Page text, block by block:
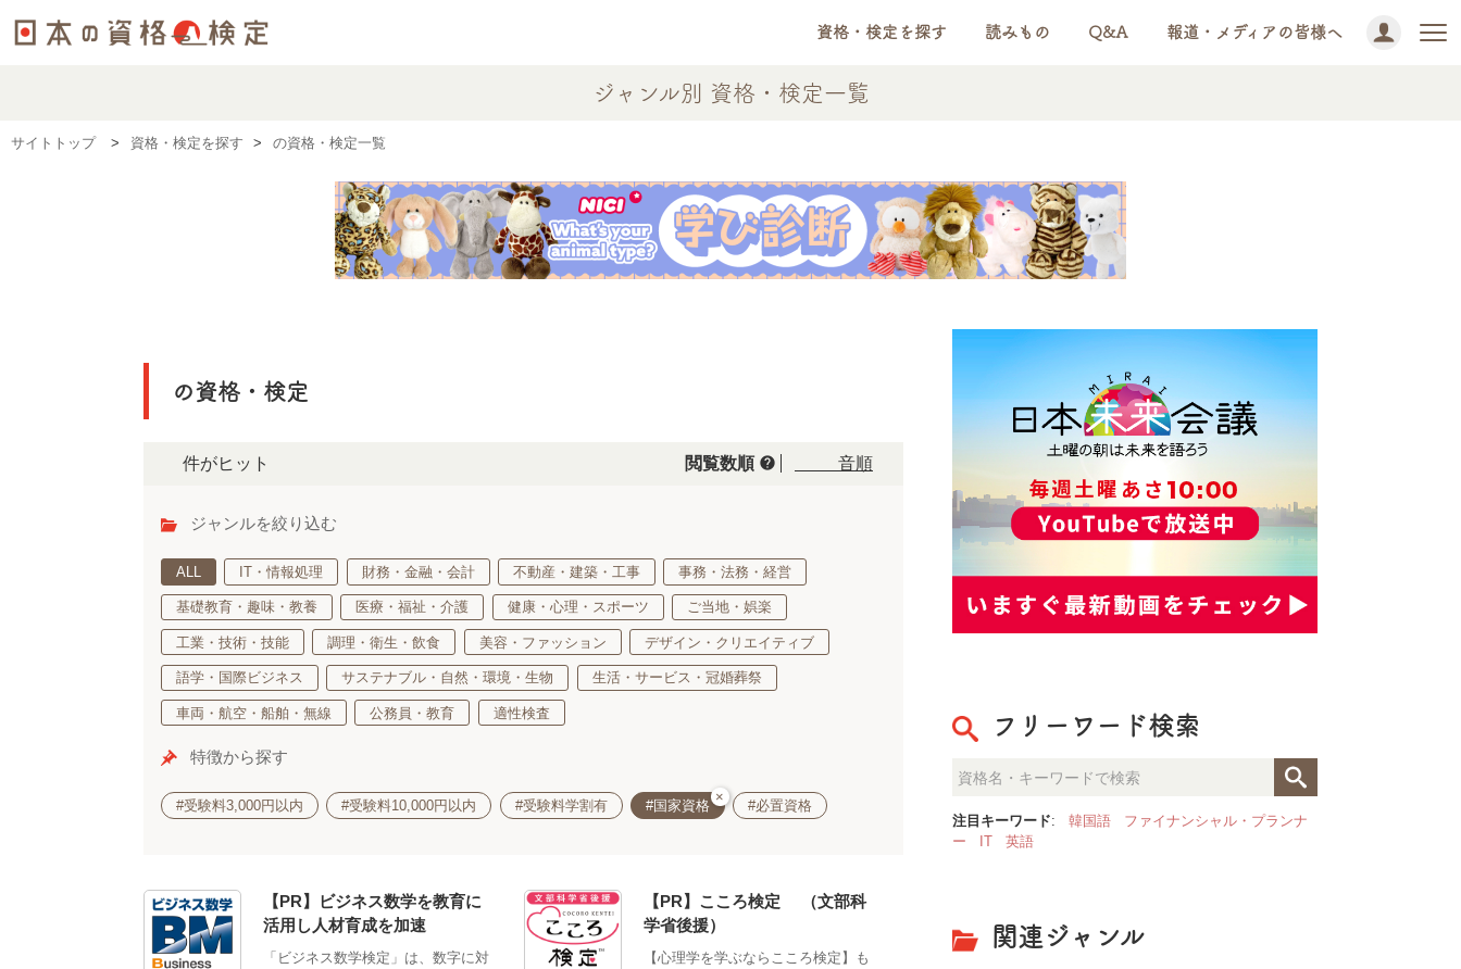
資格・検定を探す 読みもの Q&A 報道・メディアの皆様へ
ジャンル別 資格・検定一覧
サイトトップ 資格・検定を探す の資格・検定一覧
の資格・検定
0件がヒット 閲覧数順 help 50音順
ジャンルを絞り込む
ALL IT・情報処理 財務・金融・会計 不動産・建築・工事 事務・法務・経営
基礎教育・趣味・教養 医療・福祉・介護 健康・心理・スポーツ ご当地・娯楽
工業・技術・技能 調理・衛生・飲食 美容・ファッション デザイン・クリエイティブ
語学・国際ビジネス サステナブル・自然・環境・生物 生活・サービス・冠婚葬祭
車両・航空・船舶・無線 公務員・教育 適性検査
特徴から探す
#受験料3,000円以内 #受験料10,000円以内 #受験料学割有 #国家資格
×
#必置資格
【PR】ビジネス数学を教育に
活用し人材育成を加速
「ビジネス数学検定」は、数字に対
【PR】こころ検定®（文部科
学省後援）
【心理学を学ぶならこころ検定】も
フリーワード検索
注目キーワード: 韓国語
ファイナンシャル・プランナ
ー
IT 英語
関連ジャンル